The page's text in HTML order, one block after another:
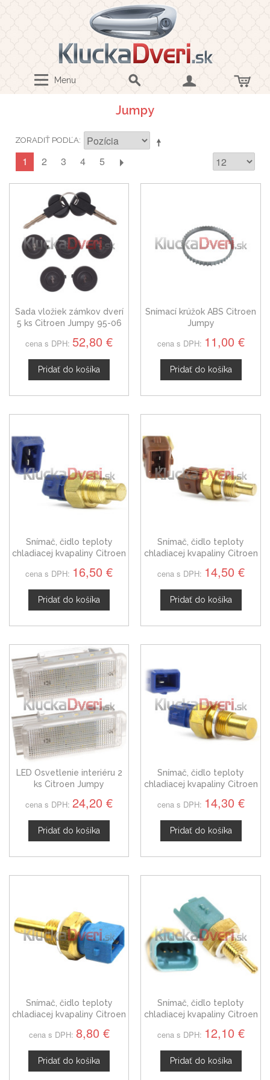
Menu
Jumpy
ZORADIŤ PODĽA
1 2 3 4 5
Sada vložiek zámkov dverí
5 ks Citroen Jumpy 95-06
cena s DPH: 52,80 €
Pridať do košíka
Snímací krúžok ABS Citroen
Jumpy
cena s DPH: 11,00 €
Pridať do košíka
Snímač, čidlo teploty
chladiacej kvapaliny Citroen
cena s DPH: 16,50 €
Pridať do košíka
Snímač, čidlo teploty
chladiacej kvapaliny Citroen
cena s DPH: 14,50 €
Pridať do košíka
LED Osvetlenie interiéru 2
ks Citroen Jumpy
cena s DPH: 24,20 €
Pridať do košíka
Snímač, čidlo teploty
chladiacej kvapaliny Citroen
cena s DPH: 14,30 €
Pridať do košíka
Snímač, čidlo teploty
chladiacej kvapaliny Citroen
cena s DPH: 8,80 €
Pridať do košíka
Snímač, čidlo teploty
chladiacej kvapaliny Citroen
cena s DPH: 12,10 €
Pridať do košíka